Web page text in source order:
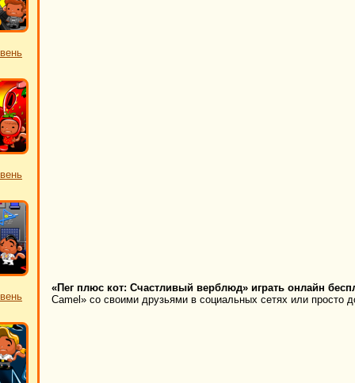
«Пег плюс кот: Счастливый верблюд» играть онлайн
Camel» со своими друзьями в социальных сетях или просто